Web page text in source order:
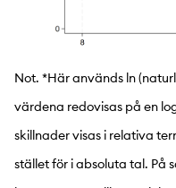
Not. *Här används ln
värdena redovisas på en
skillnader visas i relativa
stället för i absoluta tal. På